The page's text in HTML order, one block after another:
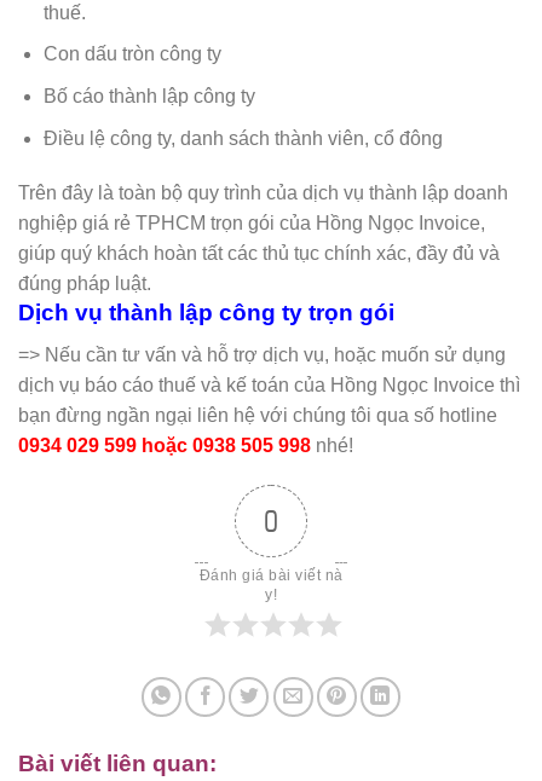
thuế.
Con dấu tròn công ty
Bố cáo thành lập công ty
Điều lệ công ty, danh sách thành viên, cổ đông
Trên đây là toàn bộ quy trình của dịch vụ thành lập doanh
nghiệp giá rẻ TPHCM trọn gói của Hồng Ngọc Invoice,
giúp quý khách hoàn tất các thủ tục chính xác, đầy đủ và
đúng pháp luật.
Dịch vụ thành lập công ty trọn gói
=> Nếu cần tư vấn và hỗ trợ dịch vụ, hoặc muốn sử dụng
dịch vụ báo cáo thuế và kế toán của Hồng Ngọc Invoice thì
bạn đừng ngần ngại liên hệ với chúng tôi qua số hotline
0934 029 599 hoặc 0938 505 998 nhé!
0
Đánh giá bài viết nà
y!
Bài viết liên quan: